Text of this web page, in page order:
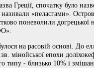
спочатку було
«пеласгами».
поневолили догрецької
на расовій основі. До
мінойської епохи
типу - близько 10% і